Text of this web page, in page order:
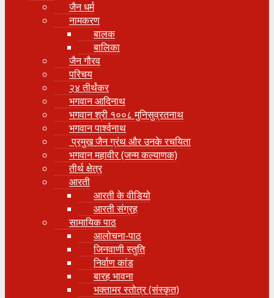
जैन धर्म
नामकरण
बालक
बालिका
जैन गौरव
परिचय
२४ तीर्थंकर
भगवान आदिनाथ
भगवान श्री १००८ मुनिसुव्रतनाथ
भगवान पार्श्वनाथ
प्रमुख जैन ग्रंथ और उनके रचयिता
भगवान महावीर (जन्म कल्याणक)
तीर्थ क्षेत्र
आरती
आरती के वीडियो
आरती संग्रह
सामायिक पाठ
आलोचना-पाठ
जिनवाणी स्तुति
निर्वाण कांड
बारह भावना
भक्तामर स्तोत्र (संस्कृत)